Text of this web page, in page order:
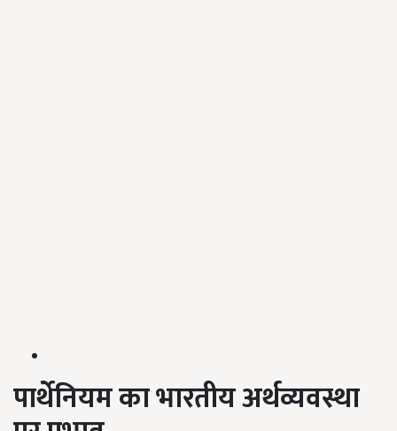
पार्थेनियमका भारतीय अर्थव्यवस्था